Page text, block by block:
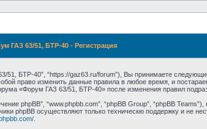
ГАЗ 63/51, БТР-40 - Регистрация
БТР-40”, “https://gaz63.ru/forum”), Вы принимаете
право изменить данные правила в любое время, и
«Форум ГАЗ 63/51, БТР-40» после изменения правил
phpBB”, “www.phpbb.com”, “phpBB Group”, “phpBB
phpBB осуществляют только техническю поддержку и не
.